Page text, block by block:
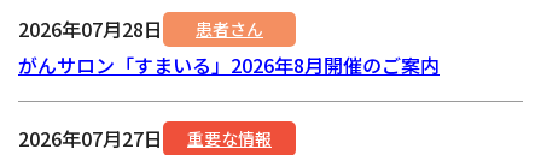
2026年07月28日 患者さん
がんサロン「すまいる」2026年8月開催のご案内
2026年07月27日 重要な情報